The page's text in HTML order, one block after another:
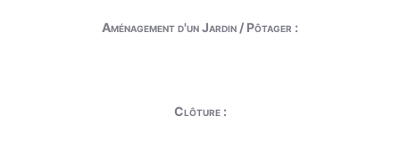
Aménagement d'un Jardin / Pôtager :
Clôture :